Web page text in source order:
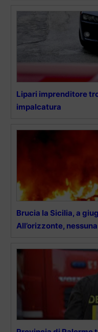
Lipari imprenditore
impalcatura
Brucia la Sicilia, a
All’orizzonte,